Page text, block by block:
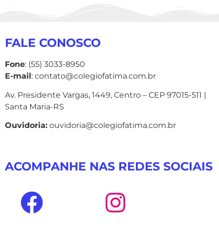
FALE CONOSCO
Fone: (55) 3033-8950
E-mail: contato@colegiofatima.com.br
Av. Presidente Vargas, 1449, Centro – CEP 97015-511 |
Santa Maria-RS
Ouvidoria: ouvidoria@colegiofatima.com.br
ACOMPANHE NAS REDES SOCIAIS